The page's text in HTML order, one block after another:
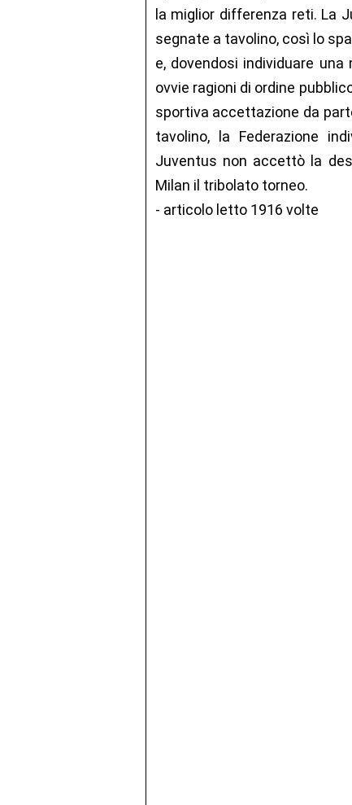
la miglior differenza reti. La
segnate a tavolino, così lo
e, dovendosi individuare
ovvie ragioni di ordine
sportiva accettazione da
tavolino, la Federazione
Juventus non accettò la
Milan il tribolato torneo.
- articolo letto 1916 volte